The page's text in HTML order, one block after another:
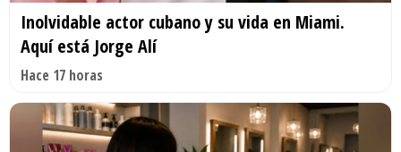
Inolvidable actor cubano y su vida en Miami.
Aquí está Jorge Alí
Hace 17 horas